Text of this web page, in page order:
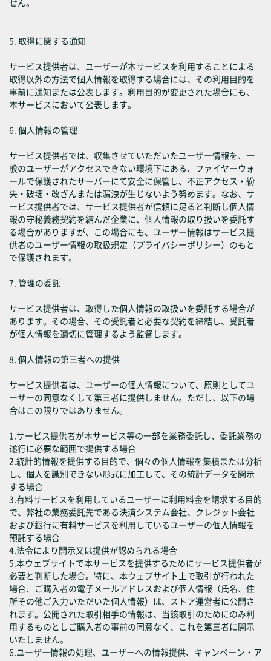
せん。
5. 取得に関する通知
サービス提供者は、ユーザーが本サービスを利用することによる
取得以外の方法で個人情報を取得する場合には、その利用目的を
事前に通知または公表します。利用目的が変更された場合にも、
本サービスにおいて公表します。
6. 個人情報の管理
サービス提供者では、収集させていただいたユーザー情報を、一
般のユーザーがアクセスできない環境下にある、ファイヤーウォ
ールで保護されたサーバーにて安全に保管し、不正アクセス・紛
失・破壊・改ざんまたは漏洩が生じないよう努めます。なお、サ
ービス提供者では、サービス提供者が信頼に足ると判断し個人情
報の守秘義務契約を結んだ企業に、個人情報の取り扱いを委託す
る場合がありますが、この場合にも、ユーザー情報はサービス提
供者のユーザー情報の取扱規定（プライバシーポリシー）のもと
で保護されます。
7. 管理の委託
サービス提供者は、取得した個人情報の取扱いを委託する場合が
あります。その場合、その受託者と必要な契約を締結し、受託者
が個人情報を適切に管理するよう監督します。
8. 個人情報の第三者への提供
サービス提供者は、ユーザーの個人情報について、原則としてユ
ーザーの同意なくして第三者に提供しません。ただし、以下の場
合はこの限りではありません。
1.サービス提供者が本サービス等の一部を業務委託し、委託業務の
遂行に必要な範囲で提供する場合
2.統計的情報を提供する目的で、個々の個人情報を集積または分析
し、個人を識別できない形式に加工して、その統計データを開示
する場合
3.有料サービスを利用しているユーザーに利用料金を請求する目的
で、弊社の業務委託先である決済システム会社、クレジット会社
および銀行に有料サービスを利用しているユーザーの個人情報を
預託する場合
4.法令により開示又は提供が認められる場合
5.本ウェブサイトで本サービスを提供するためにサービス提供者が
必要と判断した場合。特に、本ウェブサイト上で取引が行われた
場合、ご購入者の電子メールアドレスおよび個人情報（氏名、住
所その他ご入力いただいた個人情報）は、ストア運営者に公開さ
れます。公開された取引相手の情報は、当該取引のためにのみ利
用するものとしご購入者の事前の同意なく、これを第三者に開示
いたしません。
6.ユーザー情報の処理、ユーザーへの情報提供、キャンペーン・ア